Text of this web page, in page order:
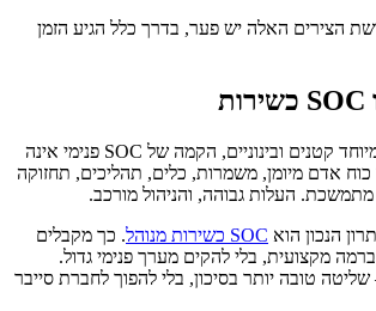
הצירים האלה יש פער, בדרך כלל הגיע הזמן
עבור רוב העסקים, במיוחד קטנים ובינוניים, הקמה של SOC פנימי אינה
כוח אדם מיומן, משמרות, כלים, תהליכים, תחזוקה
העלות גבוהה, והניהול מורכב.
הנכון הוא SOC כשירות מנוהל
. כך מקבלים
ברמה מקצועית, בלי להקים מערך פנימי גדול.
טובה יותר בסיכון, בלי להפוך לחברת סייבר